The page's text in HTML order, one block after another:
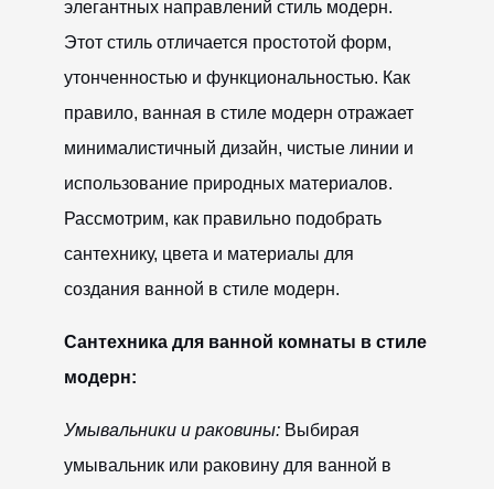
элегантных направлений стиль модерн.
Этот стиль отличается простотой форм,
утонченностью и функциональностью. Как
правило, ванная в стиле модерн отражает
минималистичный дизайн, чистые линии и
использование природных материалов.
Рассмотрим, как правильно подобрать
сантехнику, цвета и материалы для
создания ванной в стиле модерн.
Сантехника для ванной комнаты в стиле
модерн:
Умывальники и раковины:Выбирая
умывальник или раковину для ванной в